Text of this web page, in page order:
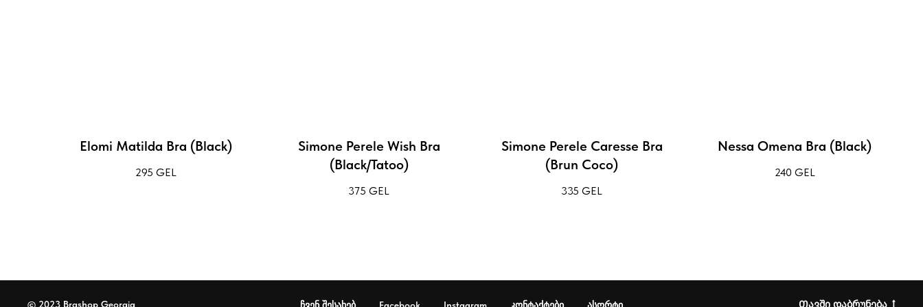
Elomi Matilda Bra (Black)
295 GEL
Simone Perele Wish Bra
(Black/Tatoo)
375 GEL
Simone Perele Caresse Bra
(Brun Coco)
335 GEL
Nessa Omena Bra (Black)
240 GEL
© 2023 Brashop Georgia Თავში დაბრუნება